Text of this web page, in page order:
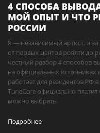
4 СПОСОБА ВЫВОДА
МОЙ ОПЫТ И ЧТО
РОССИИ
Я — независимый артист, и
от первых центов роялти до
честный разбор 4 способов
на официальных источниках
работает для резидентов РФ
TuneCore официально
можно выбрать
Подробнее